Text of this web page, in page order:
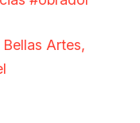
Artes,